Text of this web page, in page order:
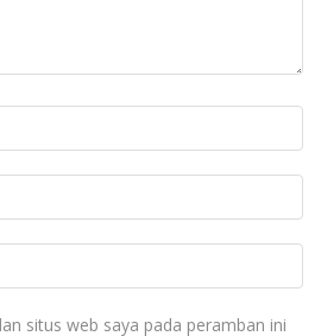
situs web saya pada peramban ini